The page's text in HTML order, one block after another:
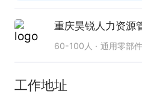
加班费。
1、前2个月内基本工资
重庆昊锐人力资源
60-100人 通用零部
工作地址